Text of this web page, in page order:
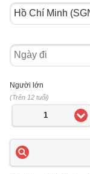
Ngày
đi
Người lớn
(Trên 12 tuổi)
1